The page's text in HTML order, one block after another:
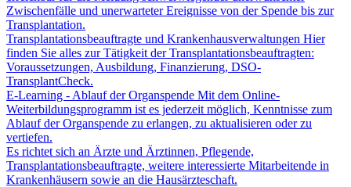
Zwischenfälle und unerwarteter Ereignisse von der Spende bis zur
Transplantation.
Transplantationsbeauftragte und Krankenhausverwaltungen Hier
finden Sie alles zur Tätigkeit der Transplantationsbeauftragten:
Voraussetzungen, Ausbildung, Finanzierung, DSO-
TransplantCheck.
E-Learning - Ablauf der Organspende Mit dem Online-
Weiterbildungsprogramm ist es jederzeit möglich, Kenntnisse zum
Ablauf der Organspende zu erlangen, zu aktualisieren oder zu
vertiefen.
Es richtet sich an Ärzte und Ärztinnen, Pflegende,
Transplantationsbeauftragte, weitere interessierte Mitarbeitende in
Krankenhäusern sowie an die Hausärzteschaft.